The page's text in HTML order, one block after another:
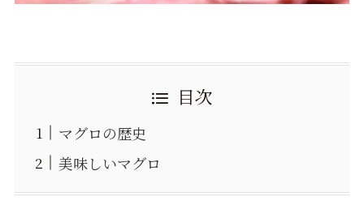
目次
マグロの歴史
美味しいマグロ